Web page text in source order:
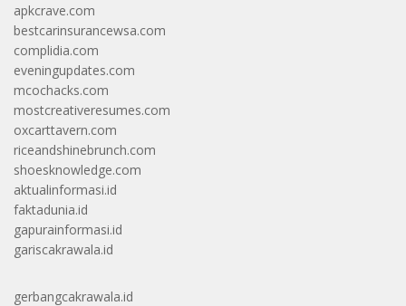
apkcrave.com
bestcarinsurancewsa.com
complidia.com
eveningupdates.com
mcochacks.com
mostcreativeresumes.com
oxcarttavern.com
riceandshinebrunch.com
shoesknowledge.com
aktualinformasi.id
faktadunia.id
gapurainformasi.id
gariscakrawala.id
gerbangcakrawala.id